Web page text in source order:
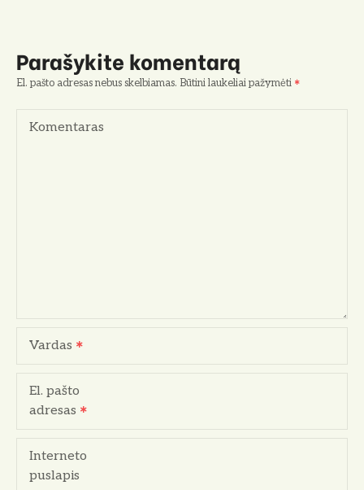
g
c
a
Parašykite komentarą
El. pašto adresas nebus skelbiamas. Būtini laukeliai pažymėti
Komentaras
Vardas
El. pašto
adresas
Interneto
puslapis